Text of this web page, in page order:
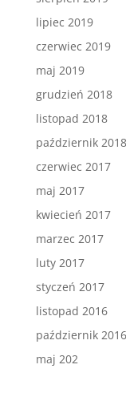
lipiec 2019
czerwiec 2019
maj 2019
grudzień 2018
listopad 2018
październik 2018
czerwiec 2017
maj 2017
kwiecień 2017
marzec 2017
luty 2017
styczeń 2017
listopad 2016
październik 2016
maj 202